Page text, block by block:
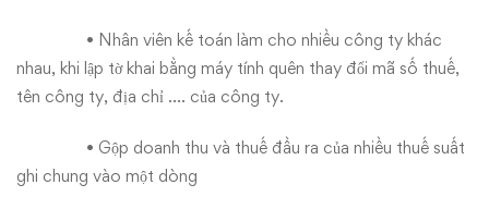
• Nhân viên kế toán làm cho nhiều công ty khác
nhau, khi lập tờ khai bằng máy tính quên thay đổi mã số thuế,
tên công ty, địa chỉ …. của công ty.
• Gộp doanh thu và thuế đầu ra của nhiều thuế suất
ghi chung vào một dòng